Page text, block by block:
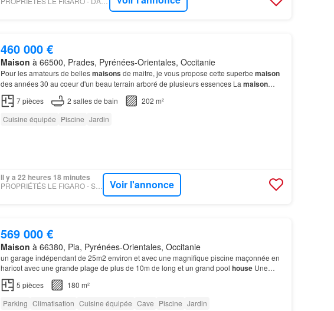
460 000 €
Maison à 66500, Prades, Pyrénées-Orientales, Occitanie
Pour les amateurs de bellesmaisons de maitre, je vous propose cette superbe maison
des années 30 au coeur d'un beau terrain arboré de plusieurs essences La maison
s'ouvre sur un espace de vie avec un salon et une salle à man…
7pièces 2 salles de bain
202 m²
Cuisine équipée Piscine Jardin
Il y a 22 heures 18 minutes
PROPRIÉTÉS LE FIGARO - SQUARE HABITAT 66 Voir l'annonce
569 000 €
Maison à 66380, Pia, Pyrénées-Orientales, Occitanie
un garage indépendant de 25m2 environ et avec une magnifique piscine maçonnée en
haricot avec une grande plage de plus de 10m de long et un grand pool houseUne
dépendance T2 de 48m2 a coté un garage de 25m2 et une annexe de…
5 pièces
180 m²
Parking Climatisation Cuisine équipée Cave Piscine Jardin